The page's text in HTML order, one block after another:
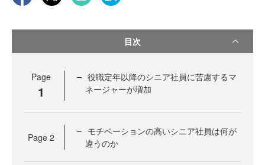
目次
Page
1
役職定年以降のシニア社員に苦慮するマ
ネージャーが増加
Page 2
モチベーションの高いシニア社員は何が
違うのか